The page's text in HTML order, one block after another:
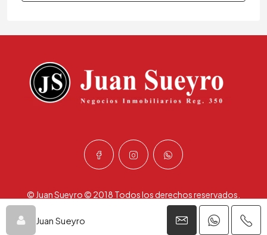
Juan Sueyro
© Juan Sueyro © 2018 Todos los derechos reservados.
Aitor Ibarra